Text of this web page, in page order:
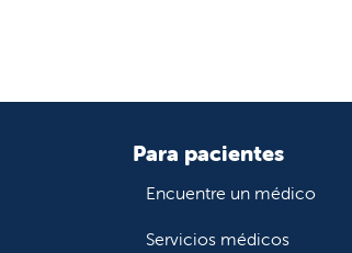
Para pacientes
Encuentre un médico
Servicios médicos